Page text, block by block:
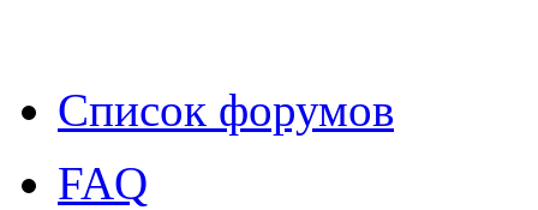
Список форумов
FAQ